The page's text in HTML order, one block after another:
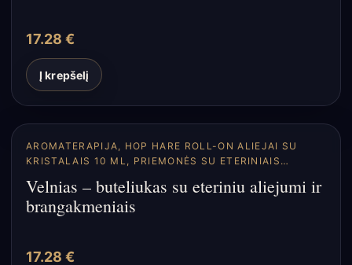
17.28 €
Į krepšelį
AROMATERAPIJA, HOP HARE ROLL-ON ALIEJAI SU
KRISTALAIS 10 ML, PRIEMONĖS SU ETERINIAIS
Velnias – buteliukas su eteriniu aliejumi ir
brangakmeniais
17.28 €